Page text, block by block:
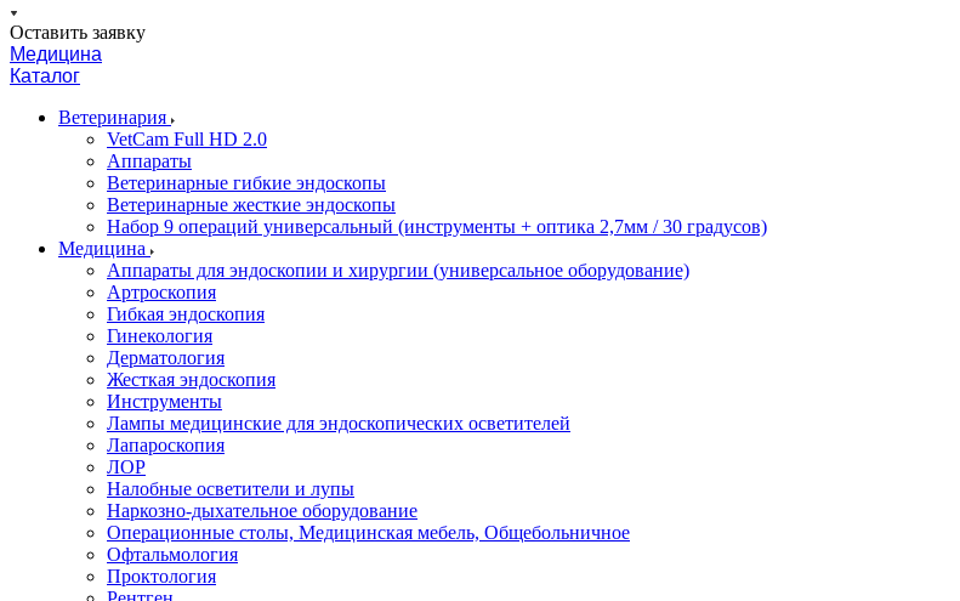
Оставить заявку
Медицина
Каталог
Ветеринария
VetCam Full HD 2.0
Аппараты
Ветеринарные гибкие эндоскопы
Ветеринарные жесткие эндоскопы
Набор 9 операций универсальный (инструменты + оптика 2,7мм / 30 градусов)
Медицина
Аппараты для эндоскопии и хирургии (универсальное оборудование)
Артроскопия
Гибкая эндоскопия
Гинекология
Дерматология
Жесткая эндоскопия
Инструменты
Лампы медицинские для эндоскопических осветителей
Лапароскопия
ЛОР
Налобные осветители и лупы
Наркозно-дыхательное оборудование
Операционные столы, Медицинская мебель, Общебольничное
Офтальмология
Проктология